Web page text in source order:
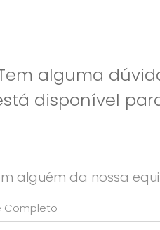
alguma
disponível
alguém da nossa